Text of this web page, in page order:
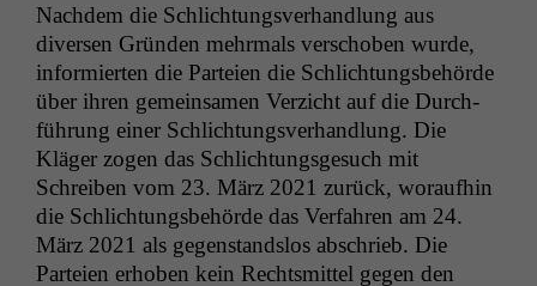
Nach­dem die Schlich­tungsver­hand­lung aus
diversen Grün­den mehrmals ver­schoben wurde,
informierten die Parteien die Schlich­tungs­be­hörde
über ihren gemein­samen Verzicht auf die Durch­
führung ein­er Schlich­tungsver­hand­lung. Die
Kläger zogen das Schlich­tungs­ge­such mit
Schreiben vom 23. März 2021 zurück, woraufhin
die Schlich­tungs­be­hörde das Ver­fahren am 24.
März 2021 als gegen­stand­s­los abschrieb. Die
Parteien erhoben kein Rechtsmit­tel gegen den